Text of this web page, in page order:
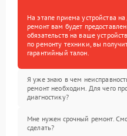
На этапе приема устройства
ремонт вам будет
обязательств на ваше
по ремонту техники, вы
гарантийный талон.
Я уже знаю в чем
ремонт необходим. Для чего
диагностику?
Мне нужен срочный ремонт.
сделать?